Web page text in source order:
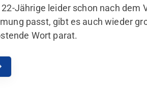
Jährige leider schon nach dem
passt, gibt es auch wieder
Wort parat.